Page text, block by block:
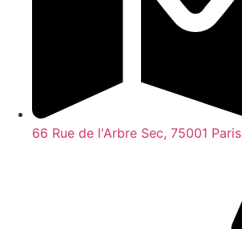
66 Rue de l'Arbre Sec, 75001 Paris